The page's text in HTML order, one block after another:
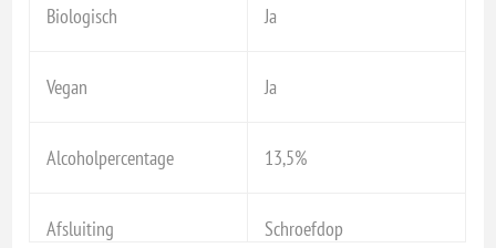
Biologisch Ja
Vegan Ja
Alcoholpercentage 13,5%
Afsluiting Schroefdop